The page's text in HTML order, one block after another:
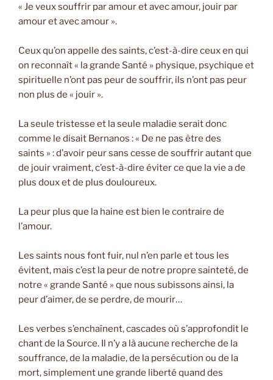
« Je veux souffrir par amour et avec amour, jouir par
amour et avec amour ».
Ceux qu’on appelle des saints, c’est-à-dire ceux en qui
on reconnaît « la grande Santé » physique, psychique et
spirituelle n’ont pas peur de souffrir, ils n’ont pas peur
non plus de « jouir ».
La seule tristesse et la seule maladie serait donc
comme le disait Bernanos : « De ne pas être des
saints » : d’avoir peur sans cesse de souffrir autant que
de jouir vraiment, c’est-à-dire éviter ce que la vie a de
plus doux et de plus douloureux.
La peur plus que la haine est bien le contraire de
l’amour.
Les saints nous font fuir, nul n’en parle et tous les
évitent, mais c’est la peur de notre propre sainteté, de
notre « grande Santé » que nous subissons ainsi, la
peur d’aimer, de se perdre, de mourir…
Les verbes s’enchaînent, cascades où s’approfondit le
chant de la Source. Il n’y a là aucune recherche de la
souffrance, de la maladie, de la persécution ou de la
mort, simplement une grande liberté quand des